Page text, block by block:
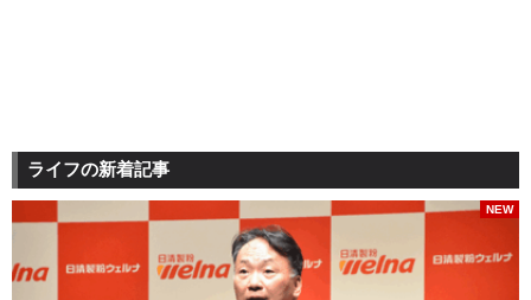
ライフの新着記事
NEW